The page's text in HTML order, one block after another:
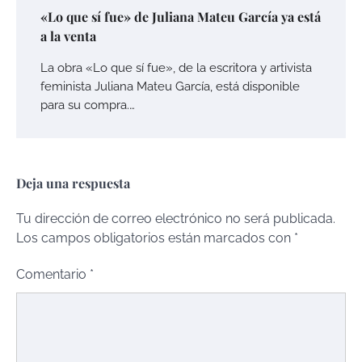
«Lo que sí fue» de Juliana Mateu García ya está
a la venta
La obra «Lo que sí fue», de la escritora y artivista
feminista Juliana Mateu García, está disponible
para su compra.…
Deja una respuesta
Tu dirección de correo electrónico no será publicada.
Los campos obligatorios están marcados con *
Comentario *